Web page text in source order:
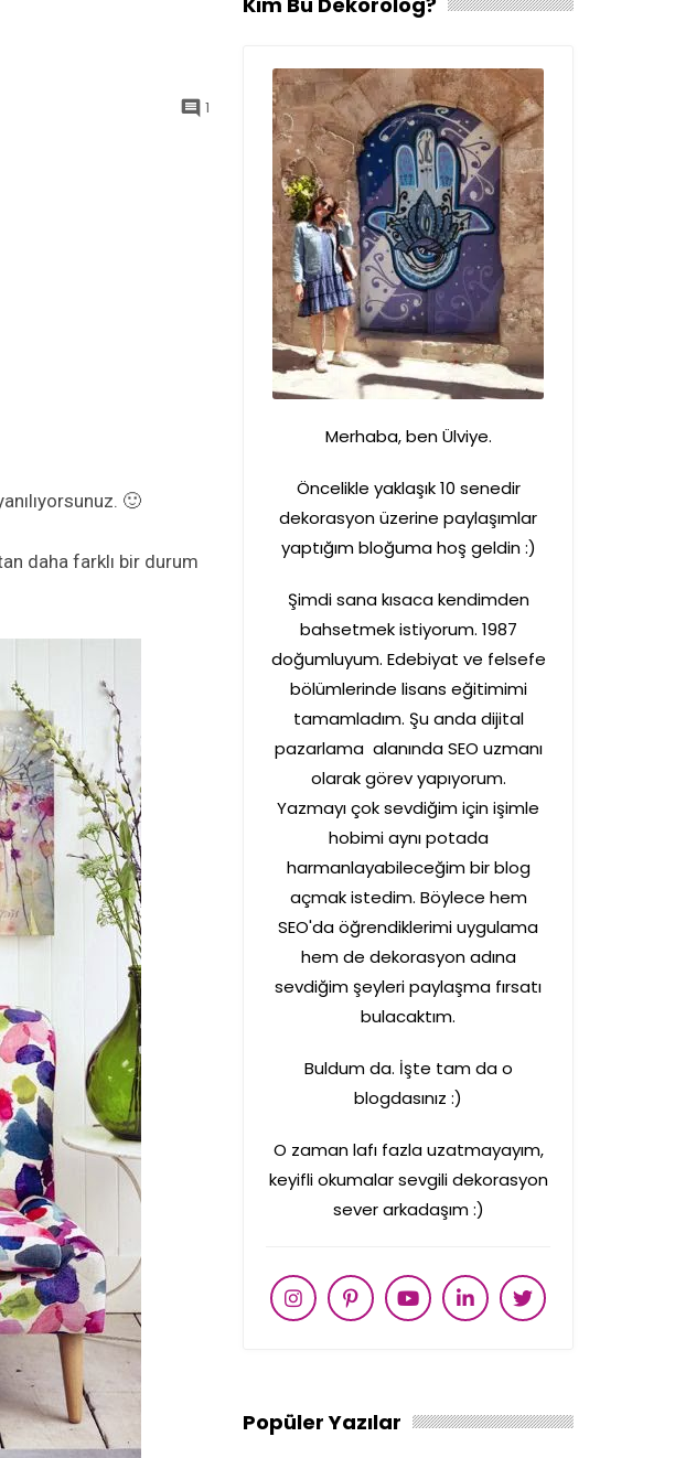
 1
🙂
daha farklı bir durum
Merhaba, ben Ülviye.
Öncelikle yaklaşık 10 senedir
dekorasyon üzerine paylaşımlar
yaptığım bloğuma hoş geldin :)
Şimdi sana kısaca kendimden
bahsetmek istiyorum. 1987
doğumluyum. Edebiyat ve felsefe
bölümlerinde lisans eğitimimi
tamamladım. Şu anda dijital
pazarlama alanında SEO uzmanı
olarak görev yapıyorum.
Yazmayı çok sevdiğim için işimle
hobimi aynı potada
harmanlayabileceğim bir blog
açmak istedim. Böylece hem
SEO'da öğrendiklerimi uygulama
hem de dekorasyon adına
sevdiğim şeyleri paylaşma fırsatı
bulacaktım.
Buldum da. İşte tam da o
blogdasınız :)
O zaman lafı fazla uzatmayayım,
keyifli okumalar sevgili dekorasyon
sever arkadaşım :)
Popüler Yazılar